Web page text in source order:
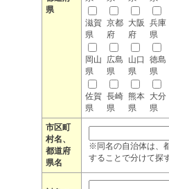
県
滋賀
県
京都
府
大阪
府
兵庫
県
岡山
県
広島
県
山口
県
徳島
県
佐賀
県
長崎
県
熊本
県
大分
県
市区町
村名、
都道府
県名
※同名の自治体は、
することで分けて探